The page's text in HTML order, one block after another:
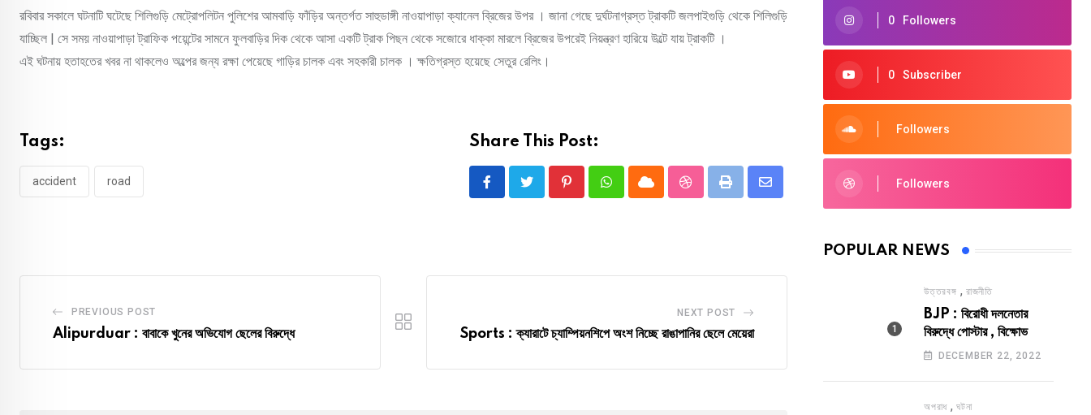
রবিবার সকালে ঘটনাটি ঘটেছে শিলিগুড়ি মেট্রোপলিটন পুলিশের আমবাড়ি ফাঁড়ির অন্তর্গত সাহুডাঙ্গী নাওয়াপাড়া ক্যানেল ব্রিজের উপর । জানা গেছে দুর্ঘটনাগ্রস্ত ট্রাকটি জলপাইগুড়ি থেকে শিলিগুড়ি
যাচ্ছিল | সে সময় নাওয়াপাড়া ট্রাফিক পয়েন্টের সামনে ফুলবাড়ির দিক থেকে আসা একটি ট্রাক পিছন থেকে সজোরে ধাক্কা মারলে ব্রিজের উপরেই নিয়ন্ত্রণ হারিয়ে উল্টে যায় ট্রাকটি ।
এই ঘটনায় হতাহতের খবর না থাকলেও অল্পের জন্য রক্ষা পেয়েছে গাড়ির চালক এবং সহকারী চালক । ক্ষতিগ্রস্ত হয়েছে সেতুর রেলিং।
Tags:
accident road
Share This Post:
PinterestWhatsappCloud StumbleUpon
Print
Share
PREVIOUS POST
Alipurduar : বাবাকে খুনের অভিযোগ ছেলের বিরুদ্ধে
NEXT POST
Sports : ক্যারাটে চ্যাম্পিয়নশিপে অংশ নিচ্ছে রাঙাপানির ছেলে মেয়েরা
0 Followers
0 Subscriber
Followers
Followers
POPULAR NEWS
উত্তরবঙ্গ , রাজনীতি
BJP : বিরোধী দলনেতার
বিরুদ্ধে পোস্টার , বিক্ষোভ
DECEMBER 22, 2022
অপরাধ ,ঘটনা